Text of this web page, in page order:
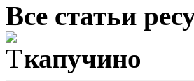
Все статьи
капучино